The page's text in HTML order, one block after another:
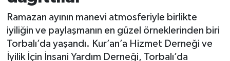
Ramazan ayının manevi atmosferiyle birlikte
iyiliğin ve paylaşmanın en güzel örneklerinden biri
Torbalı’da yaşandı. Kur’an’a Hizmet Derneği ve
İyilik İçin İnsani Yardım Derneği, Torbalı’da
Süper Lig Puan Durumu ve Fikstür
Tüm Manşetler